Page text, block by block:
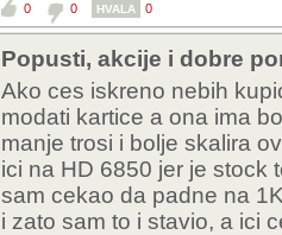
0 0 HVALA 0
Popusti, akcije i dobre
Ako ces iskreno nebih
modati kartice a ona ima
manje trosi i bolje skalira
ici na HD 6850 jer je stock
sam cekao da padne na
i zato sam to i stavio, a ici